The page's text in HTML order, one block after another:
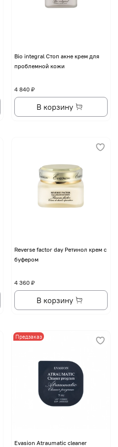
Bio integral Стоп акне крем для
проблемной кожи
4 840 ₽
В корзину
Reverse factor day Ретинол крем с
буфером
4 360 ₽
В корзину
Предзаказ
Evasion Atraumatic cleaner